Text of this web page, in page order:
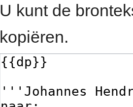
U kunt de
kopiëren.